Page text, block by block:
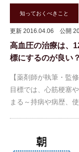
知っておくべきこと
更新 2016.04.06 公開
高血圧の治療は、
標にするのが良い
【薬剤師が執筆・監
目標では、心筋梗塞
まる～持病や病歴、